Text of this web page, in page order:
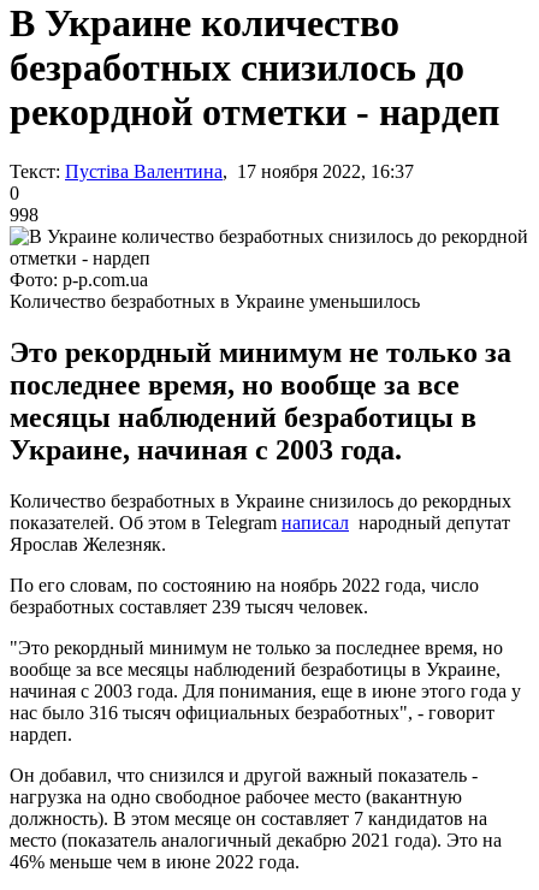
В Украине количество
безработных снизилось до
рекордной отметки - нардеп
Текст: Пустіва Валентина, 17 ноября 2022, 16:37
0
998
Фото: p-p.com.ua
Количество безработных в Украине уменьшилось
Это рекордный минимум не только за
последнее время, но вообще за все
месяцы наблюдений безработицы в
Украине, начиная с 2003 года.
Количество безработных в Украине снизилось до рекордных
показателей. Об этом в Telegram написал народный депутат
Ярослав Железняк.
По его словам, по состоянию на ноябрь 2022 года, число
безработных составляет 239 тысяч человек.
"Это рекордный минимум не только за последнее время, но
вообще за все месяцы наблюдений безработицы в Украине,
начиная с 2003 года. Для понимания, еще в июне этого года у
нас было 316 тысяч официальных безработных", - говорит
нардеп.
Он добавил, что снизился и другой важный показатель -
нагрузка на одно свободное рабочее место (вакантную
должность). В этом месяце он составляет 7 кандидатов на
место (показатель аналогичный декабрю 2021 года). Это на
46% меньше чем в июне 2022 года.